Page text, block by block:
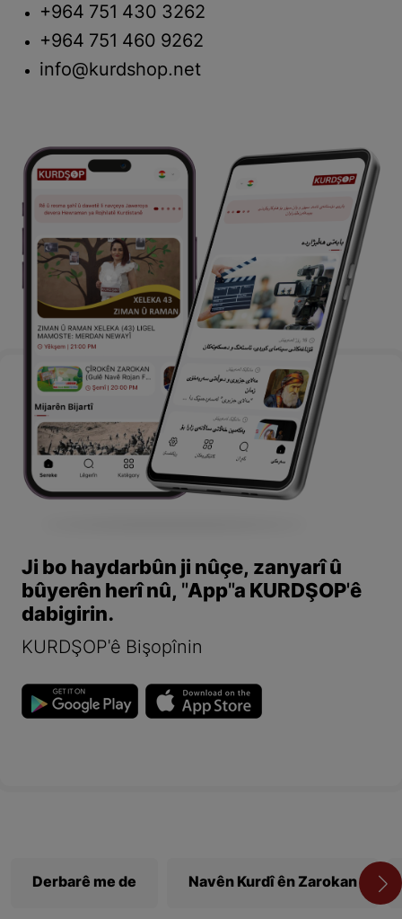
+964 751 430 3262
+964 751 460 9262
info@kurdshop.net
Ji bo haydarbûn ji nûçe, zanyarî û
bûyerên herî nû, "App"a KURDŞOP'ê
dabigirin.
KURDŞOP'ê Bişopînin
Derbarê me de Navên Kurdî ên Zarokan